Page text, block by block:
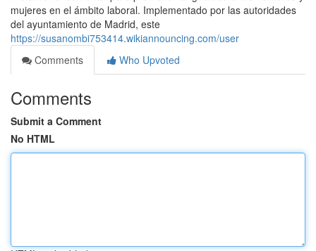
mujeres en el ámbito laboral. Implementado por las autoridades
del ayuntamiento de Madrid, este
https://susanombi753414.wikiannouncing.com/user
Comments
Who Upvoted
Comments
Submit a Comment
No HTML